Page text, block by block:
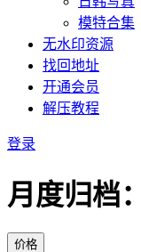
模特合集
无水印资源
找回地址
开通会员
解压教程
登录
月度归档：
价格